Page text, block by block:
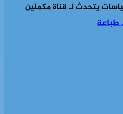
يتحدث لـ قناة مكملين
طباعة